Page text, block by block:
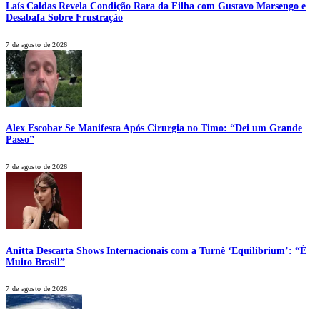
Laís Caldas Revela Condição Rara da Filha com Gustavo Marsengo e
Desabafa Sobre Frustração
7 de agosto de 2026
Alex Escobar Se Manifesta Após Cirurgia no Timo: “Dei um Grande
Passo”
7 de agosto de 2026
Anitta Descarta Shows Internacionais com a Turnê ‘Equilibrium’: “É
Muito Brasil”
7 de agosto de 2026